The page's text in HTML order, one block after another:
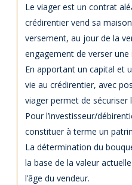
Le viager est un contrat
crédirentier vend sa
versement, au jour de la
engagement de verser une
En apportant un capital et
vie au crédirentier, avec
viager permet de sécuriser
Pour l’investisseur/
constituer à terme un
La détermination du
la base de la valeur
l’âge du vendeur.